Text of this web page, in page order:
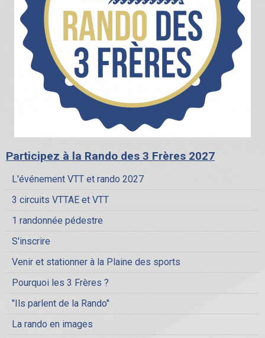
Participez à la Rando des 3 Frères 2027
L'événement VTT et rando 2027
3 circuits VTTAE et VTT
1 randonnée pédestre
S'inscrire
Venir et stationner à la Plaine des sports
Pourquoi les 3 Frères ?
"Ils parlent de la Rando"
La rando en images